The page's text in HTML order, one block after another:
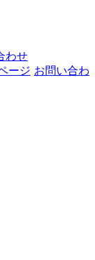
わせ
ージ お問い合わ